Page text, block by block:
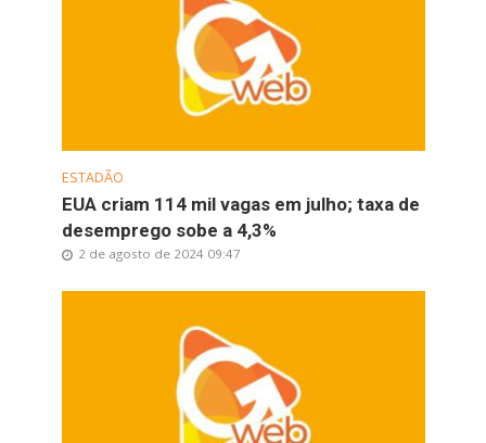
ESTADÃO
EUA criam 114 mil vagas em julho; taxa de
desemprego sobe a 4,3%
2 de agosto de 2024 09:47